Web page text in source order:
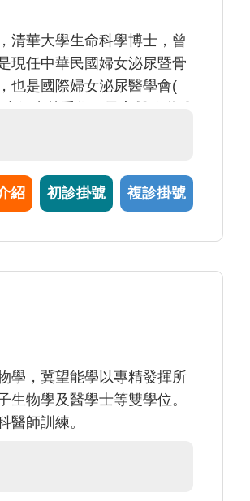
清華大學生命科學博士，曾
現任中華民國婦女泌尿暨骨
也是國際婦女泌尿醫學會(
腹腔鏡微創手術及達文西機
陰唇肥厚、婦女性功能障礙
覆性陰道炎、大小便失禁等
、外陰色素沉著)。 8.婦癌預
、卵巢癌檢查、超音波檢
紹 初診掛號 複診掛號
學，冀望能學以專精發揮所
物學及醫學士等雙學位。
醫師訓練。